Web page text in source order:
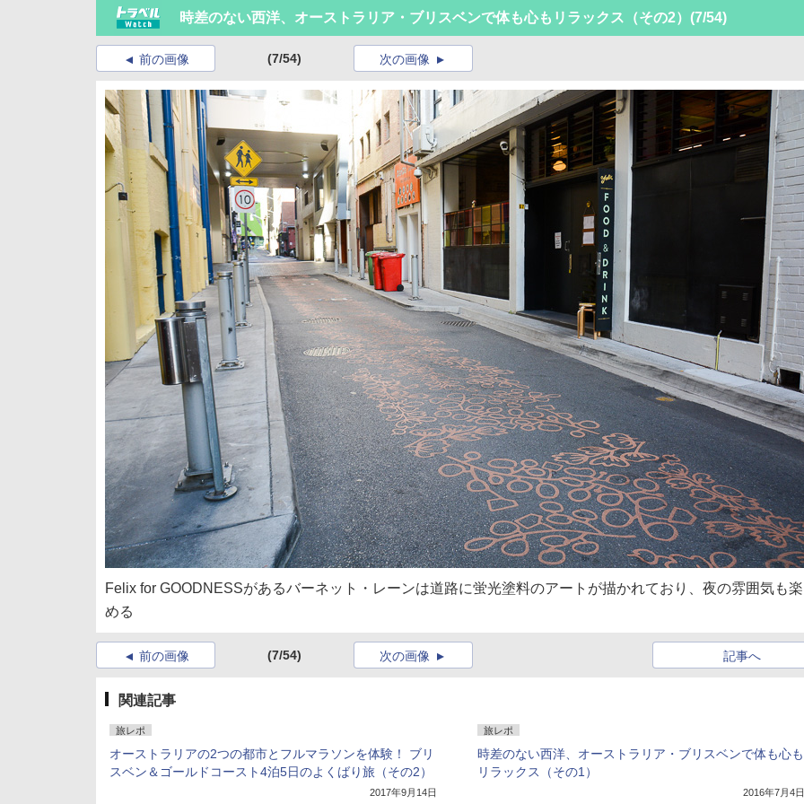
時差のない西洋、オーストラリア・ブリスベンで体も心もリラックス（その2） (7/54)
前の画像 (7/54) 次の画像
Felix for GOODNESSがあるバーネット・レーンは道路に蛍光塗料のアートが描かれており、夜の雰囲気も
める
前の画像 (7/54) 記事へ
次の画像
関連記事
旅レポ
オーストラリアの2つの都市とフルマラソンを体験！ ブリ
スベン＆ゴールドコースト4泊5日のよくばり旅（その2）
2017年9月14日
旅レポ
時差のない西洋、オーストラリア・ブリスベンで体も心も
リラックス（その1）
2016年7月4日